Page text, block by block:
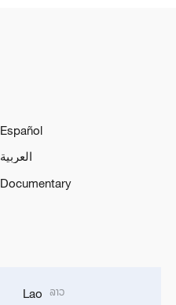
Español
العربية
Documentary
Lao ລາວ